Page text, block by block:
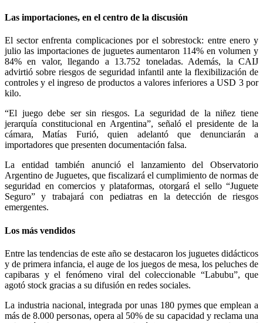
Las importaciones, en el centro de la discusión
El sector enfrenta complicaciones por el sobrestock: entre enero y
julio las importaciones de juguetes aumentaron 114% en volumen y
84% en valor, llegando a 13.752 toneladas. Además, la CAIJ
advirtió sobre riesgos de seguridad infantil ante la flexibilización de
controles y el ingreso de productos a valores inferiores a USD 3 por
kilo.
“El juego debe ser sin riesgos. La seguridad de la niñez tiene
jerarquía constitucional en Argentina”, señaló el presidente de la
cámara, Matías Furió, quien adelantó que denunciarán a
importadores que presenten documentación falsa.
La entidad también anunció el lanzamiento del Observatorio
Argentino de Juguetes, que fiscalizará el cumplimiento de normas de
seguridad en comercios y plataformas, otorgará el sello “Juguete
Seguro” y trabajará con pediatras en la detección de riesgos
emergentes.
Los más vendidos
Entre las tendencias de este año se destacaron los juguetes didácticos
y de primera infancia, el auge de los juegos de mesa, los peluches de
capibaras y el fenómeno viral del coleccionable “Labubu”, que
agotó stock gracias a su difusión en redes sociales.
La industria nacional, integrada por unas 180 pymes que emplean a
más de 8.000 personas, opera al 50% de su capacidad y reclama una